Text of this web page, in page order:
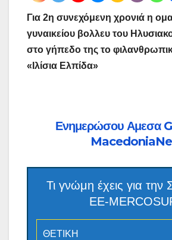
Για 2η συνεχόμενη χρονιά η
γυναικείου βολλευ του
στο γήπεδο της το
«Ιλίσια Ελπίδα»
Ενημερώσου Αμεσα
Τι γνώμη έχεις για την
ΕΕ-
ΘΕΤΙΚΗ